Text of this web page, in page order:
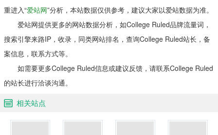
重进入“爱站网”分析，本站数据仅供参考，建议大家以爱站数据为准。
爱站网提供更多的网站数据分析，如College Ruled品牌流量词，
搜索引擎来路IP，收录，同类网站排名，查询College Ruled站长，备
案信息，联系方式等。
如需要更多College Ruled信息或建议反馈，请联系College Ruled
的站长进行洽谈沟通。
相关站点